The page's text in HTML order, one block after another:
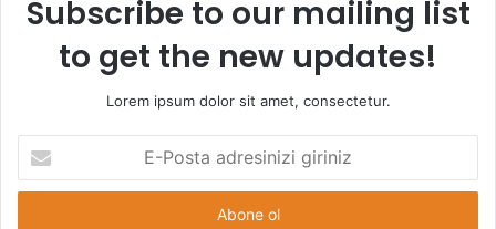
Subscribe to our mailing list
to get the new updates!
Lorem ipsum dolor sit amet, consectetur.
P